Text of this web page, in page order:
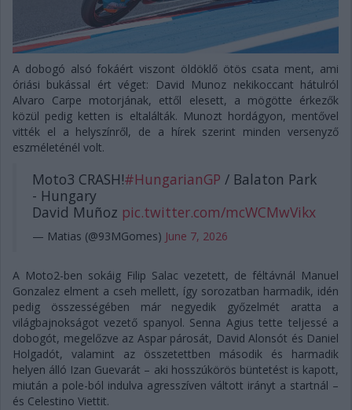
A dobogó alsó fokáért viszont öldöklő ötös csata ment, ami
óriási bukással ért véget: David Munoz nekikoccant hátulról
Alvaro Carpe motorjának, ettől elesett, a mögötte érkezők
közül pedig ketten is eltalálták. Munozt hordágyon, mentővel
vitték el a helyszínről, de a hírek szerint minden versenyző
eszméleténél volt.
Moto3 CRASH!#HungarianGP / Balaton Park
- Hungary
David Muñoz pic.twitter.com/mcWCMwVikx
— Matias (@93MGomes) June 7, 2026
A Moto2-ben sokáig Filip Salac vezetett, de féltávnál Manuel
Gonzalez elment a cseh mellett, így sorozatban harmadik, idén
pedig összességében már negyedik győzelmét aratta a
világbajnokságot vezető spanyol. Senna Agius tette teljessé a
dobogót, megelőzve az Aspar párosát, David Alonsót és Daniel
Holgadót, valamint az összetettben második és harmadik
helyen álló Izan Guevarát – aki hosszúkörös büntetést is kapott,
miután a pole-ból indulva agresszíven váltott irányt a startnál –
és Celestino Viettit.